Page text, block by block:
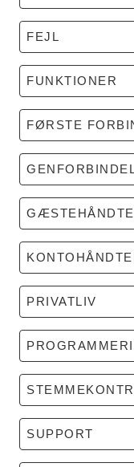
FEJL
FUNKTIONER
FØRSTE
PRIVATLIV
SUPPORT